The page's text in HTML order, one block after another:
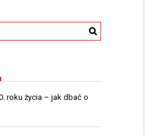
roku życia – jak dbać o